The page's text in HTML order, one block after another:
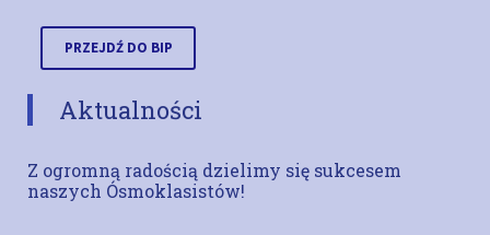
PRZEJDŹ DO BIP
Aktualności
Z ogromną radością dzielimy się sukcesem
naszych Ósmoklasistów!